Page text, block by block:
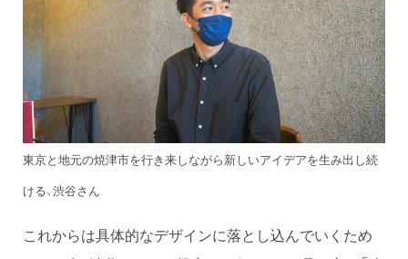
東京と地元の焼津市を行き来しながら新しいアイデアを生み出し続
ける、渋谷さん
これからは具体的なデザインに落とし込んでいくため